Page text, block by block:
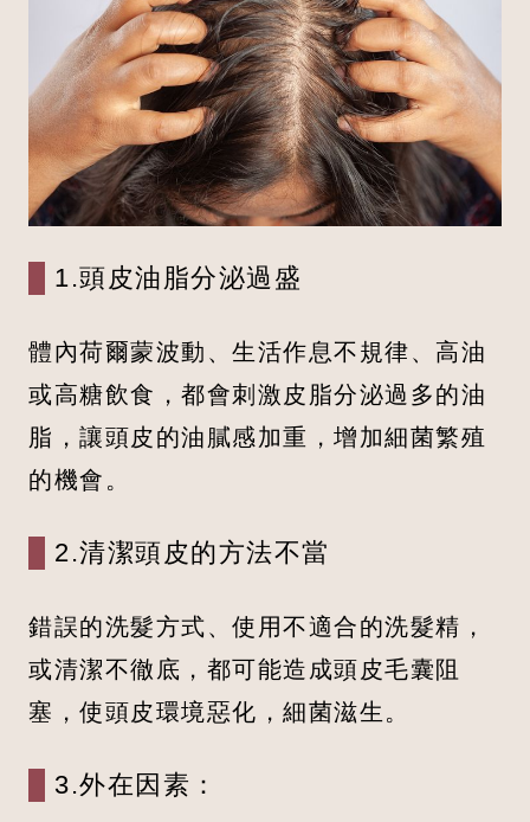
1.頭皮油脂分泌過盛
體內荷爾蒙波動、生活作息不規律、高油
或高糖飲食，都會刺激皮脂分泌過多的油
脂，讓頭皮的油膩感加重，增加細菌繁殖
的機會。
2.清潔頭皮的方法不當
錯誤的洗髮方式、使用不適合的洗髮精，
或清潔不徹底，都可能造成頭皮毛囊阻
塞，使頭皮環境惡化，細菌滋生。
3.外在因素：